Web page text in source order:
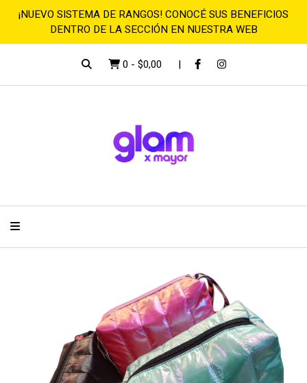
¡NUEVO SISTEMA DE RANGOS! CONOCÉ SUS BENEFICIOS
DENTRO DE LA SECCIÓN EN NUESTRA WEB
0 - $0,00